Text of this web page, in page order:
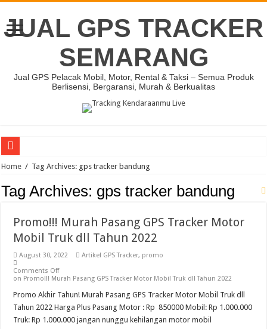
JUAL GPS TRACKER
SEMARANG
Jual GPS Pelacak Mobil, Motor, Rental & Taksi – Semua Produk
Berlisensi, Bergaransi, Murah & Berkualitas
Promo!!! Murah Pasang GPS Tracker Motor Mobil Truk dll Tahun 2022
Promo Akhir Tahun! Murah Pasang GPS Tracker Motor Mobil Truk dll Tahun
Promo !!! Paket Harga CCTV Termurah
Mobil-mobil yang Paling Diincar Maling di Indonesia
Modus Baru Makin Canggih, Pencuri Motor Pakai Cairan Setan
Promo Bulan Maret 2016
Jual Pelacak Mobil , Motor , Rental , Taksi, Truck,Bis & GPS Navigasi
Jual GPS Tracker Mobil , Motor , Bis , Truk, Taksi dll Area Semarang, Kudus,
Home / Tag Archives: gps tracker bandung
Tag Archives: gps tracker bandung
Promo!!! Murah Pasang GPS Tracker Motor
Mobil Truk dll Tahun 2022
August 30, 2022 Artikel GPS Tracker, promo
Comments Off
on Promo!!! Murah Pasang GPS Tracker Motor Mobil Truk dll Tahun 2022
Promo Akhir Tahun! Murah Pasang GPS Tracker Motor Mobil Truk dll
Tahun 2022 Harga Plus Pasang Motor : Rp 850000 Mobil: Rp 1.000.000
Truk: Rp 1.000.000 jangan nunggu kehilangan motor mobil